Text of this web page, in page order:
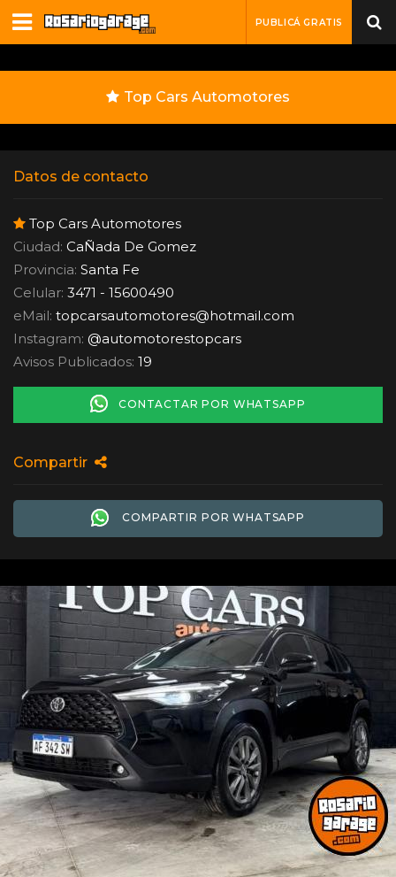
PUBLICÁ GRATIS
Top Cars Automotores
Datos de contacto
Top Cars Automotores
Ciudad: CaÑada De Gomez
Provincia: Santa Fe
Celular: 3471 - 15600490
eMail: topcarsautomotores@hotmail.com
Instagram: @automotorestopcars
Avisos Publicados: 19
CONTACTAR POR WHATSAPP
Compartir
COMPARTIR POR WHATSAPP